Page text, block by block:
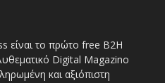
είναι το πρώτο free Β2Η
Digital Magazino
και αξιόπιστη